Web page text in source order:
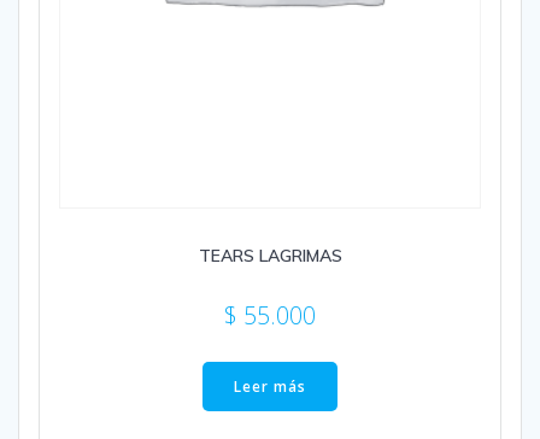
TEARS LAGRIMAS
$ 55.000
Leer más